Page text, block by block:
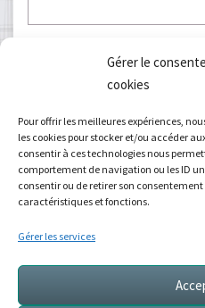
Gérer le
cookies
Pour offrir les meilleures expériences,
les cookies pour stocker et/ou accéder
consentir à ces technologies nous
comportement de navigation ou les ID
consentir ou de retirer son
caractéristiques et fonctions.
Gérer les services
Site web